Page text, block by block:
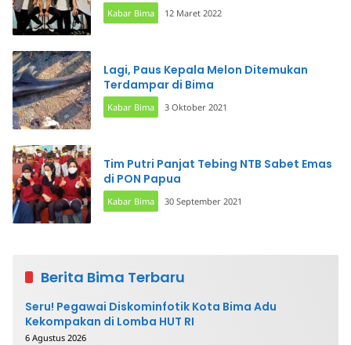
Kabar Bima 12 Maret 2022
Lagi, Paus Kepala Melon Ditemukan
Terdampar di Bima
Kabar Bima 3 Oktober 2021
Tim Putri Panjat Tebing NTB Sabet Emas
di PON Papua
Kabar Bima 30 September 2021
Berita Bima Terbaru
Seru! Pegawai Diskominfotik Kota Bima Adu
Kekompakan di Lomba HUT RI
6 Agustus 2026